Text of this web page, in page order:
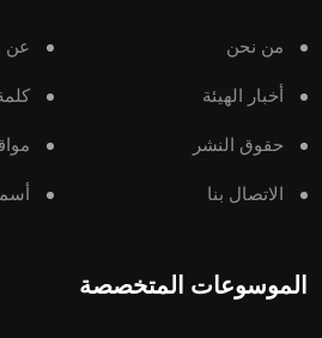
من نحن عن
أخبار الهيئة
حقوق النشر
الاتصال بنا
الموسوعات المتخصصة